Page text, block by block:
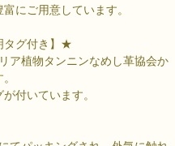
にご用意しています。
タグ付き】★
ア植物タンニンなめし革協会か
付いています。